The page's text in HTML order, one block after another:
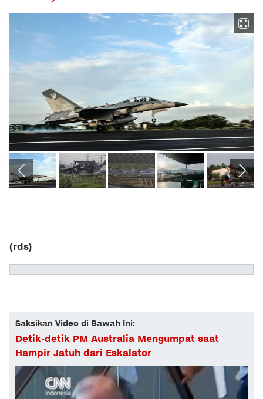
(rds)
Saksikan Video di Bawah Ini:
Detik-detik PM Australia Mengumpat saat
Hampir Jatuh dari Eskalator